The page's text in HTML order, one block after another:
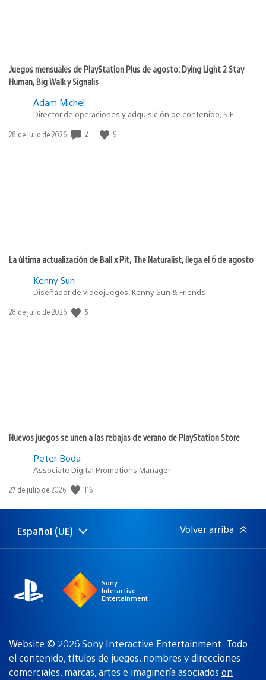
Juegos mensuales de PlayStation Plus de agosto: Dying Light 2 Stay
Human, Big Walk y Signalis
Adam Michel
Director de operaciones y adquisición de contenido, SIE
Fecha
28 de julio de 2026 2 9
La última actualización de Ball x Pit, The Naturalist, llega el 6 de agosto
Kenny Sun
Diseñador de videojuegos, Kenny Sun & Friends
Fecha
28 de julio de 2026 5
Nuevos juegos se unen a las rebajas de verano de PlayStation Store
Peter Boda
Associate Digital Promotions Manager
Fecha
publicación:
27 de julio de 2026 116
Selecciona
una
Región
actual:
Español (UE) Volver arriba
Sony
Interactive
Entertainment
Website © 2026 Sony Interactive Entertainment. Todo
el contenido, títulos de juegos, nombres y direcciones
comerciales, marcas, artes e imaginería asociados on